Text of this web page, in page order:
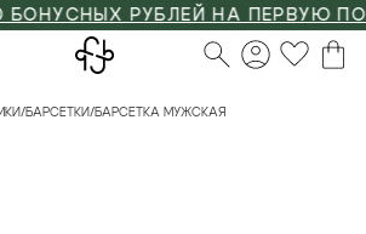
РУБЛЕЙ НА ПЕРВУЮ
/БАРСЕТКИ/БАРСЕТКА МУЖСКАЯ